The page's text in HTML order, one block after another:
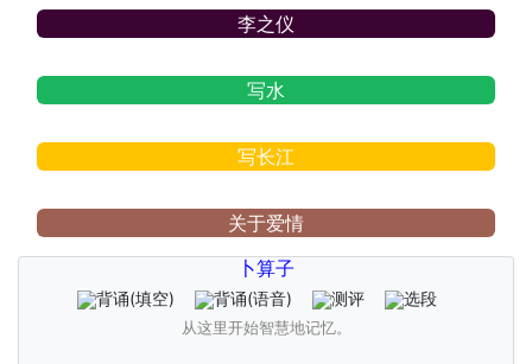
李之仪
写水
写长江
关于爱情
卜算子
背诵(填空) 背诵(语音) 测评 选段
从这里开始智慧地记忆。